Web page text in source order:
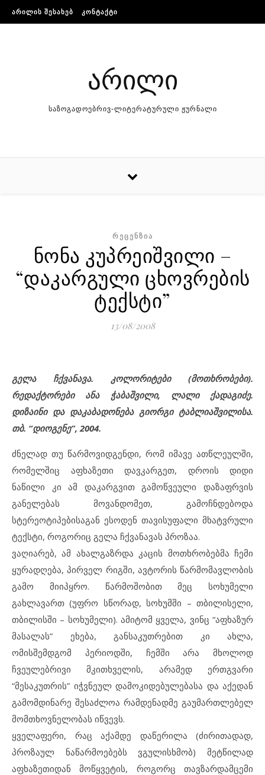
Skip to content
ᲐᲠᲘᲚᲘᲡ ᲨᲔᲡᲐᲮᲔᲑ ᲙᲝᲜᲢᲐᲥᲢᲘ
არილი
საზოგადოებრივ-ლიტერატურული ჟურნალი
ᲠᲔᲪᲔᲜᲖᲘᲐ
ნონა კუპრეიშვილი –
“დაკარგული ცხოვრების
ტექსტი”
13/08/2008
გელა ჩქვანავა. კოლორიტები (მოთხრობები).
რედაქტორები ანა ჭაბაშვილი, ლალი ქადაგიძე.
დიზაინი და დაკაბადონება გიორგი ტაბლიაშვილისა.
თბ. “დიოგენე”, 2004.
ძნელად თუ წარმოვიდგენდი, რომ იმავე ათწლეულში,
რომელშიც აფხაზეთი დავკარგეთ, დროის დიდი
ნაწილი კი ამ დაკარგვით გამოწვეული დაზაფრვის
განელებას მოვანდომეთ, გამოჩნდებოდა
სტერეოტიპებისაგან ესოდენ თავისუფალი მხატვრული
ტექსტი, როგორიც გელა ჩქვანავას პროზაა.
ვაღიარებ, ამ ახალგაზრდა კაცის მოთხრობებმა ჩემი
ყურადღება, პირველ რიგში, ავტორის წარმომავლობის
გამო მიიპყრო. წარმოშობით მეც სოხუმელი
გახლავართ (უფრო სწორად, სოხუმში – თბილისელი,
თბილისში – სოხუმელი). ამიტომ ყველა, ვინც “აფხაზურ
მასალას” ეხება, განსაკუთრებით კი ახლა,
ომისშემდგომ პერიოდში, ჩემში არა მხოლოდ
ჩვეულებრივი მკითხველის, არამედ ერთგვარი
“მესაკუთრის” იჭვნეულ დამოკიდებულებასა და აქედან
გამომდინარე შესაძლოა რამდენადმე გაუმართლებელ
მომთხოვნელობას იწვევს.
ყველაფერი, რაც აქამდე დაწერილა (ძირითადად,
პროზაულ ნაწარმოებებს ვგულისხმობ) მეტწილად
აფხაზეთიდან მოწყვეტის, როგორც თავზარდამცემი